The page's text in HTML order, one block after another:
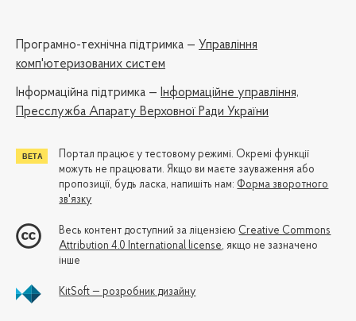
Програмно-технічна підтримка — Управління
комп'ютеризованих систем
Iнформаційна підтримка — Інформаційне управління,
Пресслужба Апарату Верховної Ради України
Портал працює у тестовому режимі. Окремі функції
можуть не працювати. Якщо ви маєте зауваження або
пропозиції, будь ласка, напишіть нам: Форма зворотного
зв'язку
Весь контент доступний за ліцензією Creative Commons
Attribution 4.0 International license, якщо не зазначено
інше
KitSoft — розробник дизайну